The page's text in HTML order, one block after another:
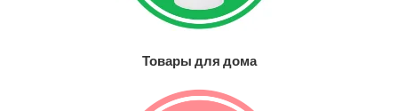
Товары для дома